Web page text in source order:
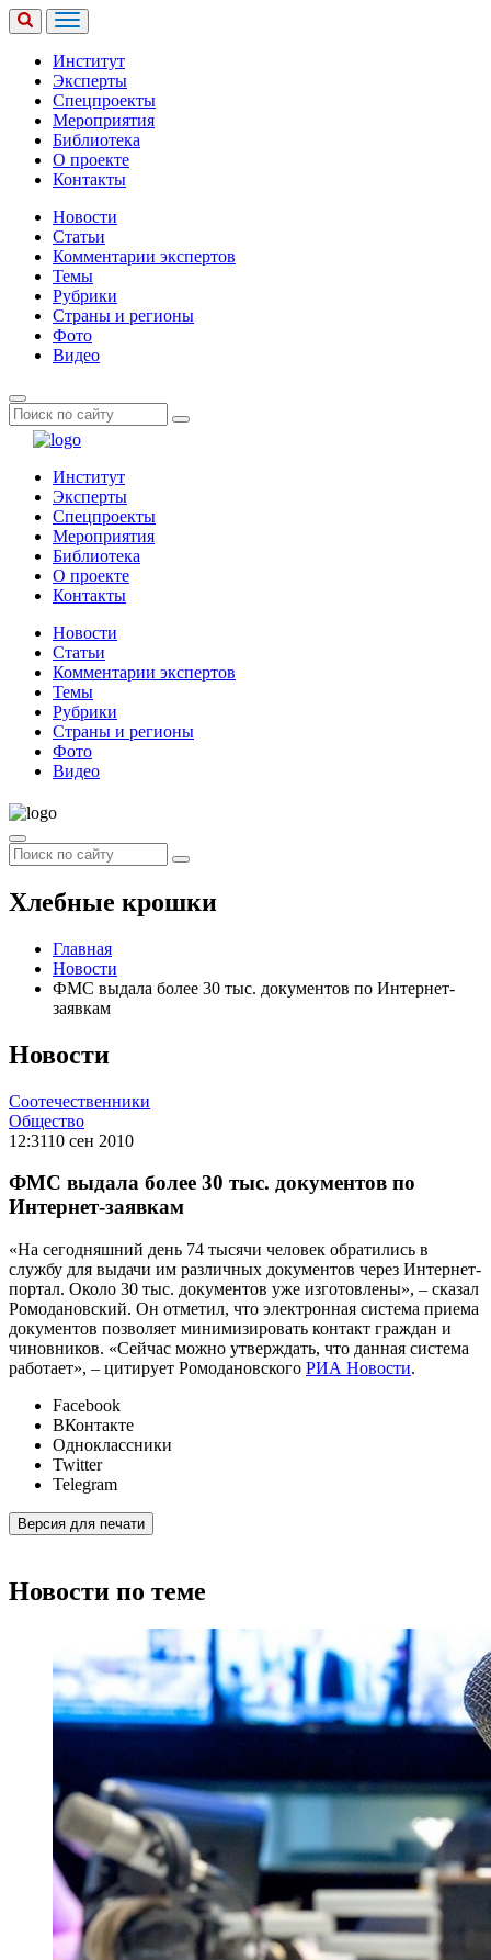
Институт
Эксперты
Спецпроекты
Мероприятия
Библиотека
О проекте
Контакты
Новости
Статьи
Комментарии экспертов
Темы
Рубрики
Страны и регионы
Фото
Видео
Институт
Эксперты
Спецпроекты
Мероприятия
Библиотека
О проекте
Контакты
Новости
Статьи
Комментарии экспертов
Темы
Рубрики
Страны и регионы
Фото
Видео
Хлебные крошки
Главная
Новости
ФМС выдала более 30 тыс. документов по Интернет-
заявкам
Новости
Соотечественники
Общество
12:3110 сен 2010
ФМС выдала более 30 тыс. документов по
Интернет-заявкам
«На сегодняшний день 74 тысячи человек обратились в
службу для выдачи им различных документов через Интернет-
портал. Около 30 тыс. документов уже изготовлены», – сказал
Ромодановский. Он отметил, что электронная система приема
документов позволяет минимизировать контакт граждан и
чиновников. «Сейчас можно утверждать, что данная система
работает», – цитирует Ромодановского РИА Новости.
Facebook
ВКонтакте
Одноклассники
Twitter
Telegram
Версия для печати
Новости по теме